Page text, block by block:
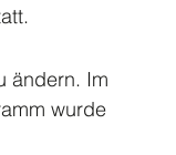
ändern. Im
wurde